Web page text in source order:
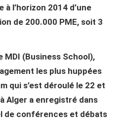
à l’horizon 2014 d’une
de 200.000 PME, soit 3
MDI (Business School),
les plus huppées
qui s’est déroulé le 22 et
Alger a enregistré dans
de conférences et débats